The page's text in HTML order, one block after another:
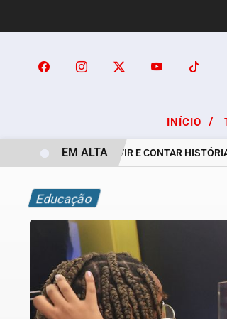
INÍCIO /
A ARTE DE OUVIR E CONTAR HISTÓRIAS
EM ALTA
Educação